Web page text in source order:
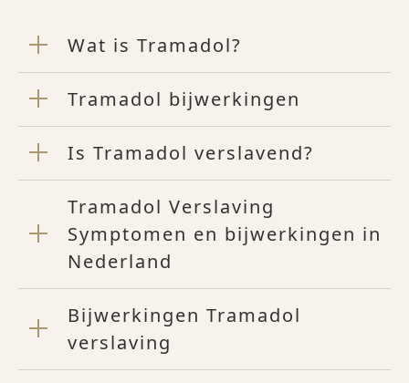
Wat is Tramadol?
Tramadol bijwerkingen
Is Tramadol verslavend?
Tramadol Verslaving
Symptomen en bijwerkingen in
Nederland
Bijwerkingen Tramadol
verslaving